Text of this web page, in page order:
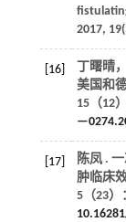
2017, 19
[16]
丁曙晴
美国和
15（12
[17]
陈凤 .
肿临床
5（23）